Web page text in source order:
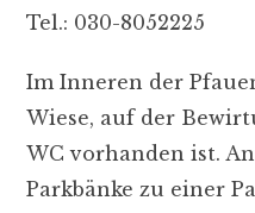
Tel.: 030-8052225
Im Inneren der
Wiese, auf der
WC vorhanden ist.
Parkbänke zu einer